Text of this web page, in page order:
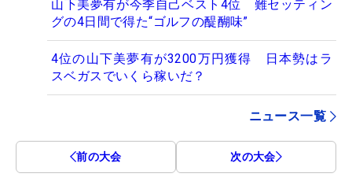
山下美夢有が今季自己ベスト4位 難セッティン
グの4日間で得た“ゴルフの醍醐味”
4位の山下美夢有が3200万円獲得 日本勢はラ
スベガスでいくら稼いだ？
ニュース一覧
前の大会 次の大会